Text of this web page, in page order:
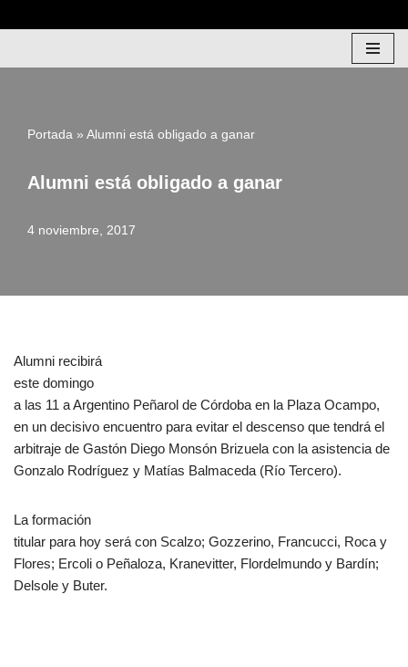
al
Portada » Alumni está obligado a ganar
Alumni está obligado a ganar
4 noviembre, 2017
Alumni recibirá
este domingo
a las 11 a Argentino Peñarol de Córdoba en la Plaza Ocampo,
en un decisivo encuentro para evitar el descenso que tendrá el
arbitraje de Gastón Diego Monsón Brizuela con la asistencia de
Gonzalo Rodríguez y Matías Balmaceda (Río Tercero).
La formación
titular para hoy será con Scalzo; Gozzerino, Francucci, Roca y
Flores; Ercoli o Peñaloza, Kranevitter, Flordelmundo y Bardín;
Delsole y Buter.